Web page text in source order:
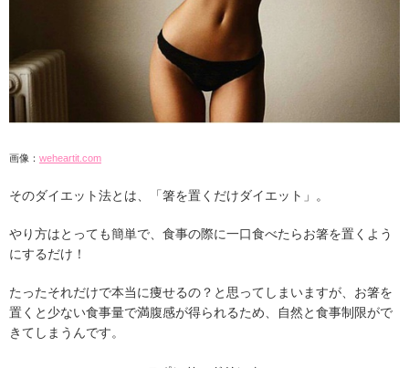
画像： weheartit.com
そのダイエット法とは、「箸を置くだけダイエット」。
やり方はとっても簡単で、食事の際に一口食べたらお箸を置くよう
にするだけ！
たったそれだけで本当に痩せるの？と思ってしまいますが、お箸を
置くと少ない食事量で満腹感が得られるため、自然と食事制限がで
きてしまうんです。